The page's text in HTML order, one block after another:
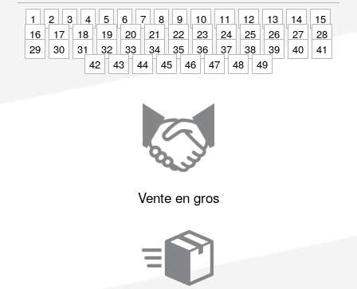
1 2 3 4 5 6 7 8 9 10 11 12 13 14
15
16
17 18 19 20 21 22 23 24 25 26 27
28
29
30 31 32 33 34 35 36 37 38 39 40
41
42
43 44 45 46 47 48 49
Vente en gros